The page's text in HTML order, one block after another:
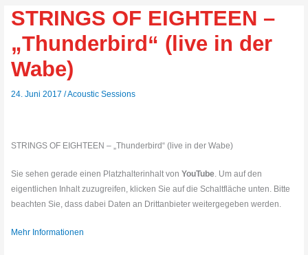
STRINGS OF EIGHTEEN –
„Thunderbird“ (live in der
Wabe)
24. Juni 2017/Acoustic Sessions
STRINGS OF EIGHTEEN – „Thunderbird“ (live in der Wabe)
Sie sehen gerade einen Platzhalterinhalt vonYouTube. Um auf den
eigentlichen Inhalt zuzugreifen, klicken Sie auf die Schaltfläche unten. Bitte
beachten Sie, dass dabei Daten an Drittanbieter weitergegeben werden.
Mehr Informationen